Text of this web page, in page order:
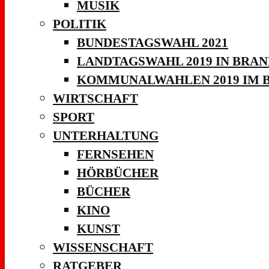
MUSIK
POLITIK
BUNDESTAGSWAHL 2021
LANDTAGSWAHL 2019 IN
KOMMUNALWAHLEN 2019 IM
WIRTSCHAFT
SPORT
UNTERHALTUNG
FERNSEHEN
HÖRBÜCHER
BÜCHER
KINO
KUNST
WISSENSCHAFT
RATGEBER